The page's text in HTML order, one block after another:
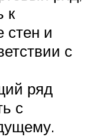
к
стен и
с
ряд
с